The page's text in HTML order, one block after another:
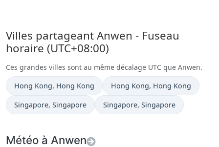
Villes partageant Anwen - Fuseau
horaire (UTC+08:00)
Ces grandes villes sont au même décalage UTC que Anwen.
Heure actuelle à
Hong Kong, Hong Kong Heure actuelle à
Hong Kong, Hong Kong
Heure actuelle à
Singapore, Singapore Heure actuelle à
Singapore, Singapore
Météo à Anwen